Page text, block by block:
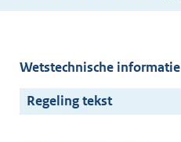
Wetstechnische informatie
Regeling tekst